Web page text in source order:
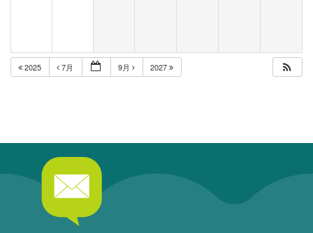
2025 7月 9月 2027